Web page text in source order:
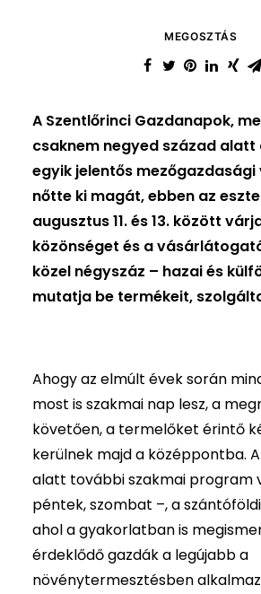
MEGOSZTÁS
A Szentlőrinci Gazdanapok,
csaknem negyed század alatt
egyik jelentős
nőtte ki magát, ebben az
augusztus 11. és 13. között
közönséget és a
közel négyszáz – hazai és
mutatja be termékeit,
Ahogy az elmúlt évek során
most is szakmai nap lesz, a
követően, a termelőket érintő
kerülnek majd a középpontba.
alatt további szakmai program
péntek, szombat –, a
ahol a gyakorlatban is
érdeklődő gazdák a legújabb a
növénytermesztésben